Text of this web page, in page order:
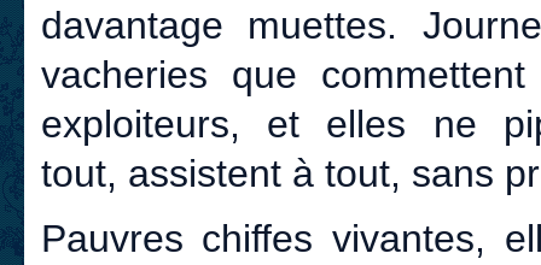
davantage muettes.
vacheries que
exploiteurs, et elles ne
tout, assistent à tout, sans
Pauvres chiffes vivantes,